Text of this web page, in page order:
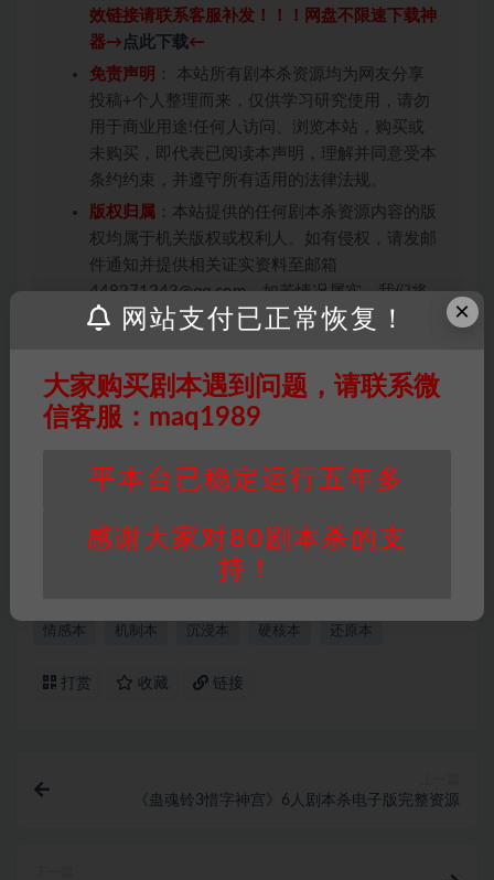
效链接请联系客服补发！！！网盘不限速下载神
器→ 点此下载←
免责声明 ： 本站所有剧本杀资源均为网友分享
投稿+个人整理而来，仅供学习研究使用，请勿
用于商业用途!任何人访问、浏览本站，购买或
未购买，即代表已阅读本声明，理解并同意受本
条约约束，并遵守所有适用的法律法规。
版权归属 ：本站提供的任何剧本杀资源内容的版
权均属于机关版权或权利人。如有侵权，请发邮
件通知并提供相关证实资料至邮箱
448271243@qq.com，如若情况属实，我们将
会在三天内下架相关剧本攻略。
身价值，本站积分为本站收取的赞助费，用于本
站整理资料的时间成本及网站运营所需支出费
用。
重要提醒
∶任何情况下，本站及相关人士对于访
问或购买使用引起的任何行为和纠纷，本站概不
享】可能会被取消VIP，恕不另行通知！
情感本 机制本 沉浸本 硬核本 还原本
打赏 收藏 链接
《蛊魂铃3惜字神宫》6人剧本杀电子版完整资源
×
网站支付已正常恢复！
大家购买剧本遇到问题，请联系微
信客服：maq1989
平本台已稳定运行五年多
感谢大家对80剧本杀的支
持！